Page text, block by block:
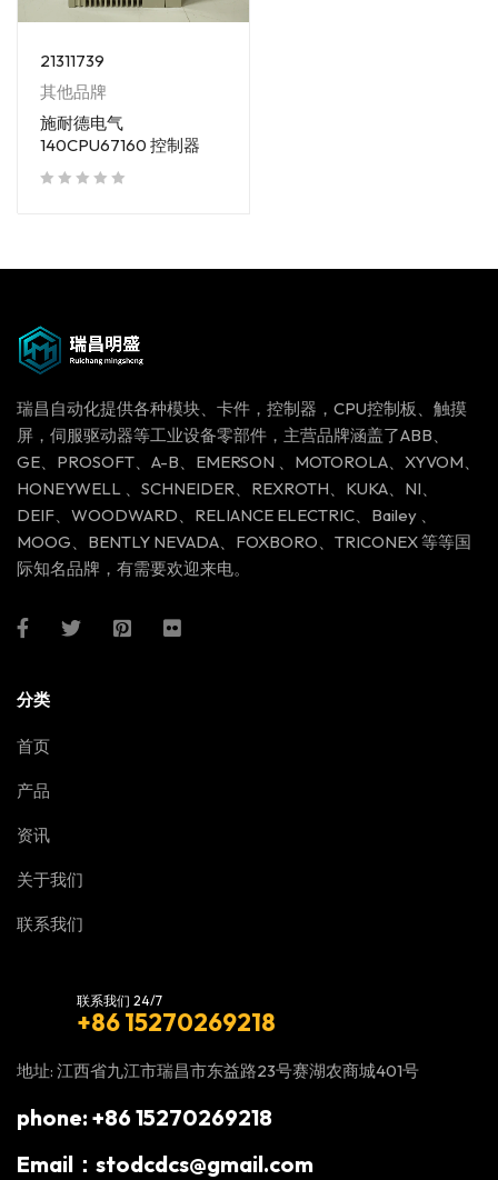
21311739
其他品牌
施耐德电气
140CPU67160 控制器
瑞昌自动化提供各种模块、卡件，控制器，CPU控制板、触摸
屏，伺服驱动器等工业设备零部件，主营品牌涵盖了ABB、
GE、PROSOFT、A-B、EMERSON 、MOTOROLA、XYVOM、
HONEYWELL 、SCHNEIDER、REXROTH、KUKA、NI、
DEIF、WOODWARD、RELIANCE ELECTRIC、Bailey 、
MOOG、BENTLY NEVADA、FOXBORO、TRICONEX 等等国
际知名品牌，有需要欢迎来电。
分类
首页
产品
资讯
关于我们
联系我们
联系我们 24/7
+86 15270269218
地址: 江西省九江市瑞昌市东益路23号赛湖农商城401号
phone: +86 15270269218
Email：stodcdcs@gmail.com